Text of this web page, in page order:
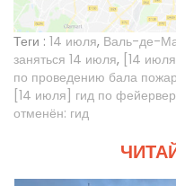
Теги : 14 июля, Валь-де-
заняться 14 июля, [14
по проведению бала
[14 июля] гид по
отменён: гид